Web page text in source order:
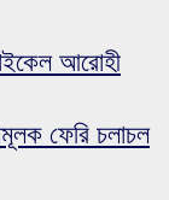
আরোহী
ফেরি চলাচল